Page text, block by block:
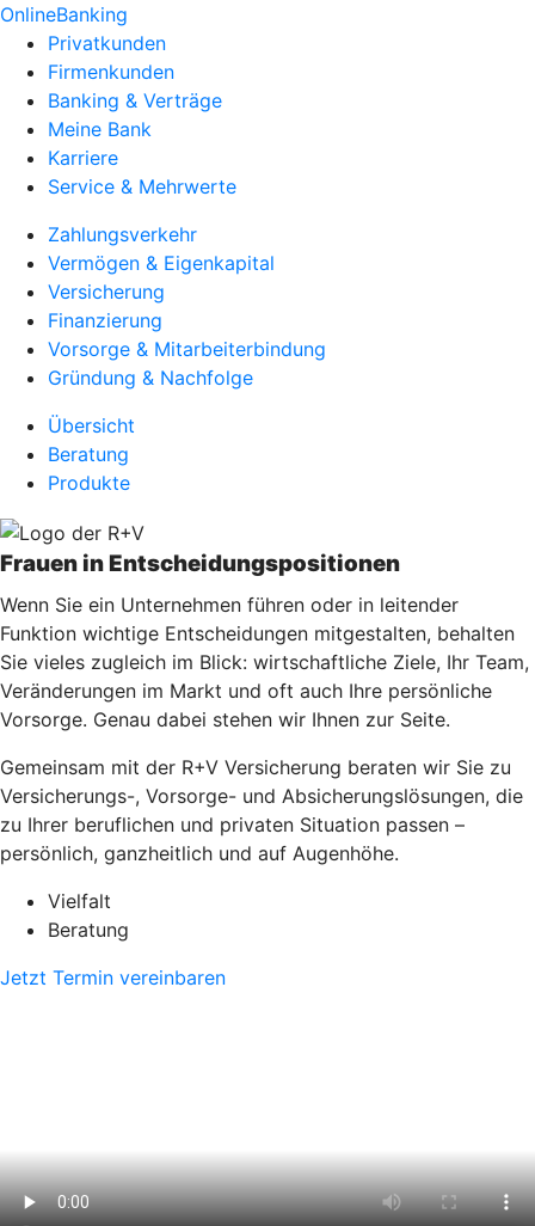
OnlineBanking
Privatkunden
Firmenkunden
Banking & Verträge
Meine Bank
Karriere
Service & Mehrwerte
Zahlungsverkehr
Vermögen & Eigenkapital
Versicherung
Finanzierung
Vorsorge & Mitarbeiterbindung
Gründung & Nachfolge
Übersicht
Beratung
Produkte
Frauen in Entscheidungspositionen
Wenn Sie ein Unternehmen führen oder in leitender
Funktion wichtige Entscheidungen mitgestalten, behalten
Sie vieles zugleich im Blick: wirtschaftliche Ziele, Ihr Team,
Veränderungen im Markt und oft auch Ihre persönliche
Vorsorge. Genau dabei stehen wir Ihnen zur Seite.
Gemeinsam mit der R+V Versicherung beraten wir Sie zu
Versicherungs-, Vorsorge- und Absicherungslösungen, die
zu Ihrer beruflichen und privaten Situation passen –
persönlich, ganzheitlich und auf Augenhöhe.
Vielfalt
Beratung
Jetzt Termin vereinbaren